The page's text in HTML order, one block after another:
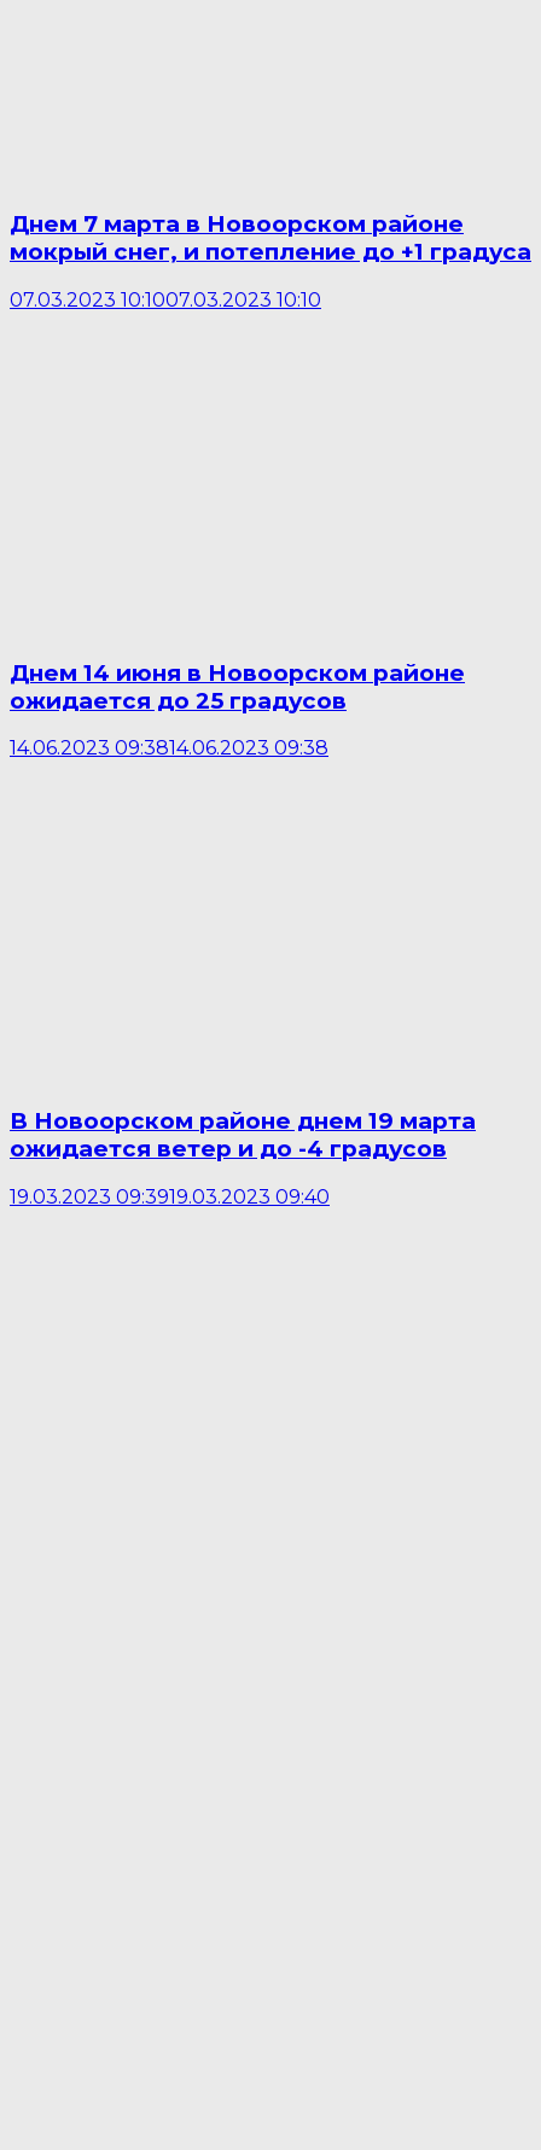
Днем 7 марта в Новоорском районе
мокрый снег, и потепление до +1 градуса
07.03.2023 10:1007.03.2023 10:10
Днем 14 июня в Новоорском районе
ожидается до 25 градусов
14.06.2023 09:3814.06.2023 09:38
В Новоорском районе днем 19 марта
ожидается ветер и до -4 градусов
19.03.2023 09:3919.03.2023 09:40